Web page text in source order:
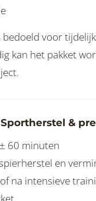
voor
kan het pakket
&
60 minuten
en
na intensieve